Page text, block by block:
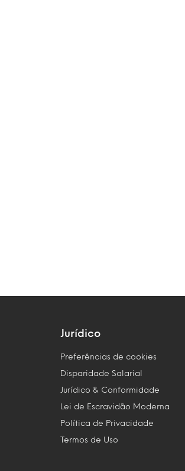
Jurídico
Preferências de cookies
Disparidade Salarial
Jurídico & Conformidade
Lei de Escravidão Moderna
Política de Privacidade
Termos de Uso